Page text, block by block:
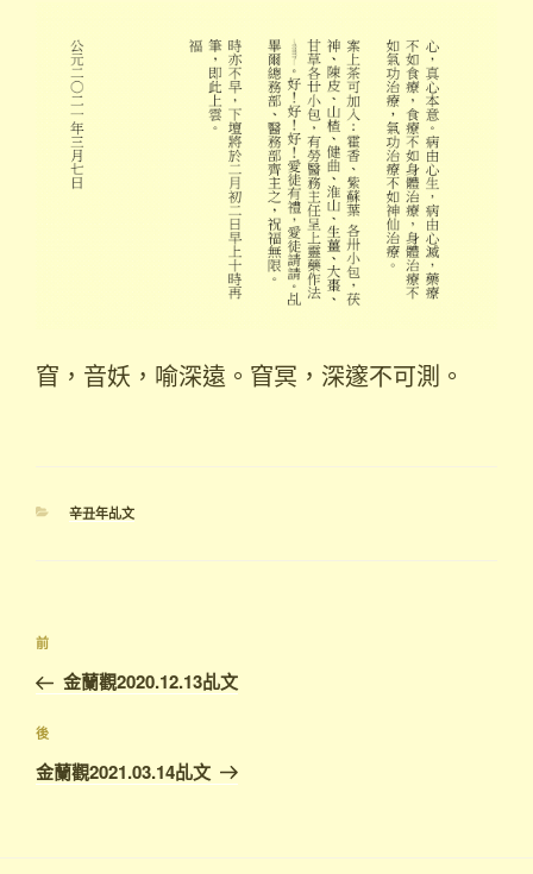
窅，音妖，喻深遠。窅冥，深邃不可測。
分
辛丑年乩文
文
導
覽
上
一
篇
文
章
前
金蘭觀2020.12.13乩文
下
篇
文
後
金蘭觀2021.03.14乩文